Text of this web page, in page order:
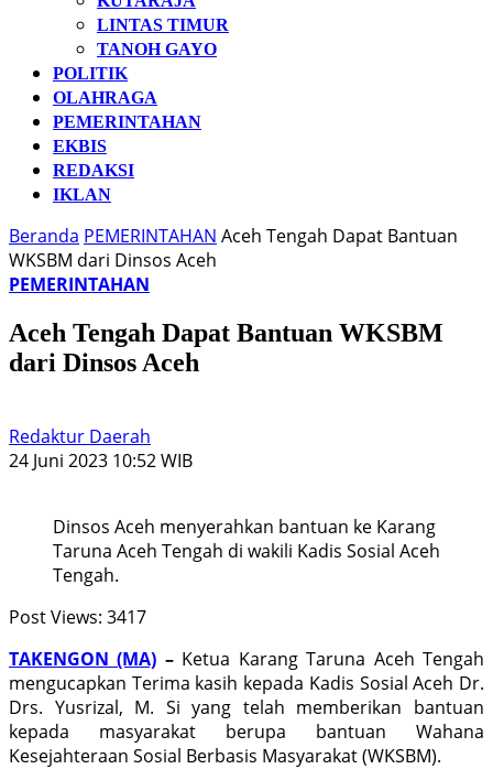
LINTAS TIMUR
TANOH GAYO
POLITIK
OLAHRAGA
PEMERINTAHAN
EKBIS
REDAKSI
IKLAN
Beranda PEMERINTAHAN Aceh Tengah Dapat Bantuan
WKSBM dari Dinsos Aceh
PEMERINTAHAN
Aceh Tengah Dapat Bantuan WKSBM
dari Dinsos Aceh
Redaktur Daerah
24 Juni 2023 10:52 WIB
Dinsos Aceh menyerahkan bantuan ke Karang
Taruna Aceh Tengah di wakili Kadis Sosial Aceh
Tengah.
Post Views: 3417
TAKENGON (MA) –Ketua Karang Taruna Aceh Tengah
mengucapkan Terima kasih kepada Kadis Sosial Aceh Dr.
Drs. Yusrizal, M. Si yang telah memberikan bantuan
kepada masyarakat berupa bantuan Wahana
Kesejahteraan Sosial Berbasis Masyarakat (WKSBM).